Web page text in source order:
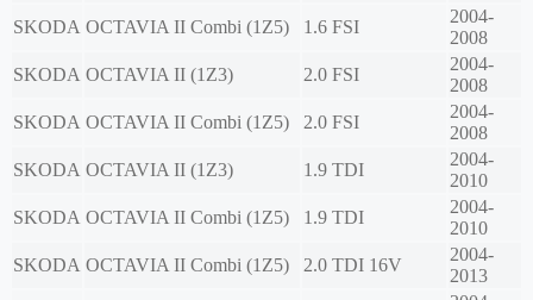
SKODA OCTAVIA II Combi (1Z5) 1.6 FSI
2004-
2008
SKODA OCTAVIA II (1Z3) 2.0 FSI
2004-
2008
SKODA OCTAVIA II Combi (1Z5) 2.0 FSI
2004-
2008
SKODA OCTAVIA II (1Z3) 1.9 TDI
2004-
2010
SKODA OCTAVIA II Combi (1Z5) 1.9 TDI
2004-
2010
SKODA OCTAVIA II Combi (1Z5) 2.0 TDI 16V
2004-
2013